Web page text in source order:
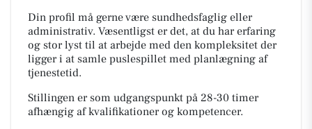
Din profil må gerne være sundhedsfaglig eller
administrativ. Væsentligst er det, at du har erfaring
og stor lyst til at arbejde med den kompleksitet der
ligger i at samle puslespillet med planlægning af
tjenestetid.
Stillingen er som udgangspunkt på 28-30 timer
afhængig af kvalifikationer og kompetencer.